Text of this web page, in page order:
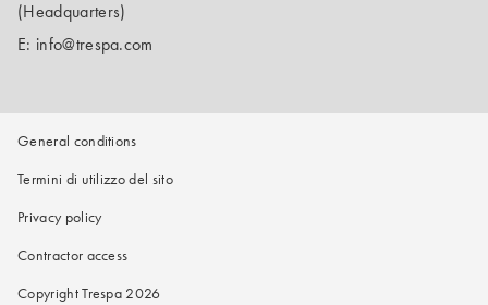
(Headquarters)
E: info@trespa.com
General conditions
Termini di utilizzo del sito
Privacy policy
Contractor access
Copyright Trespa 2026